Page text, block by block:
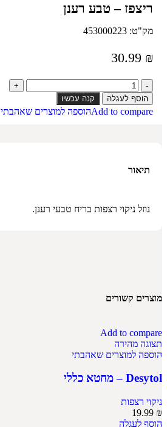
ריצפז – טבע רענן
מק"ט: 453000223
30.99 ₪
הוסף לעגלה קנה עכשיו
Add to compareהוספה למוצרים שאהבתי
תיאור
נוזל ניקוי רצפות בריח טבעי רענן.
מוצרים קשורים
Add to compare
תצוגה מהירה
הוספה למוצרים שאהבתי
Desytol – מחטא כללי
ניקוי רצפות
19.99 ₪
הוסף לעגלה